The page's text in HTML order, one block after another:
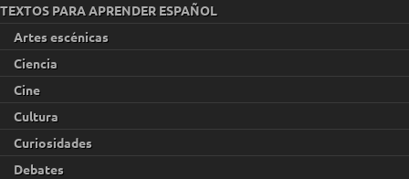
TEXTOS PARA APRENDER ESPAÑOL
Artes escénicas
Ciencia
Cine
Cultura
Curiosidades
Debates